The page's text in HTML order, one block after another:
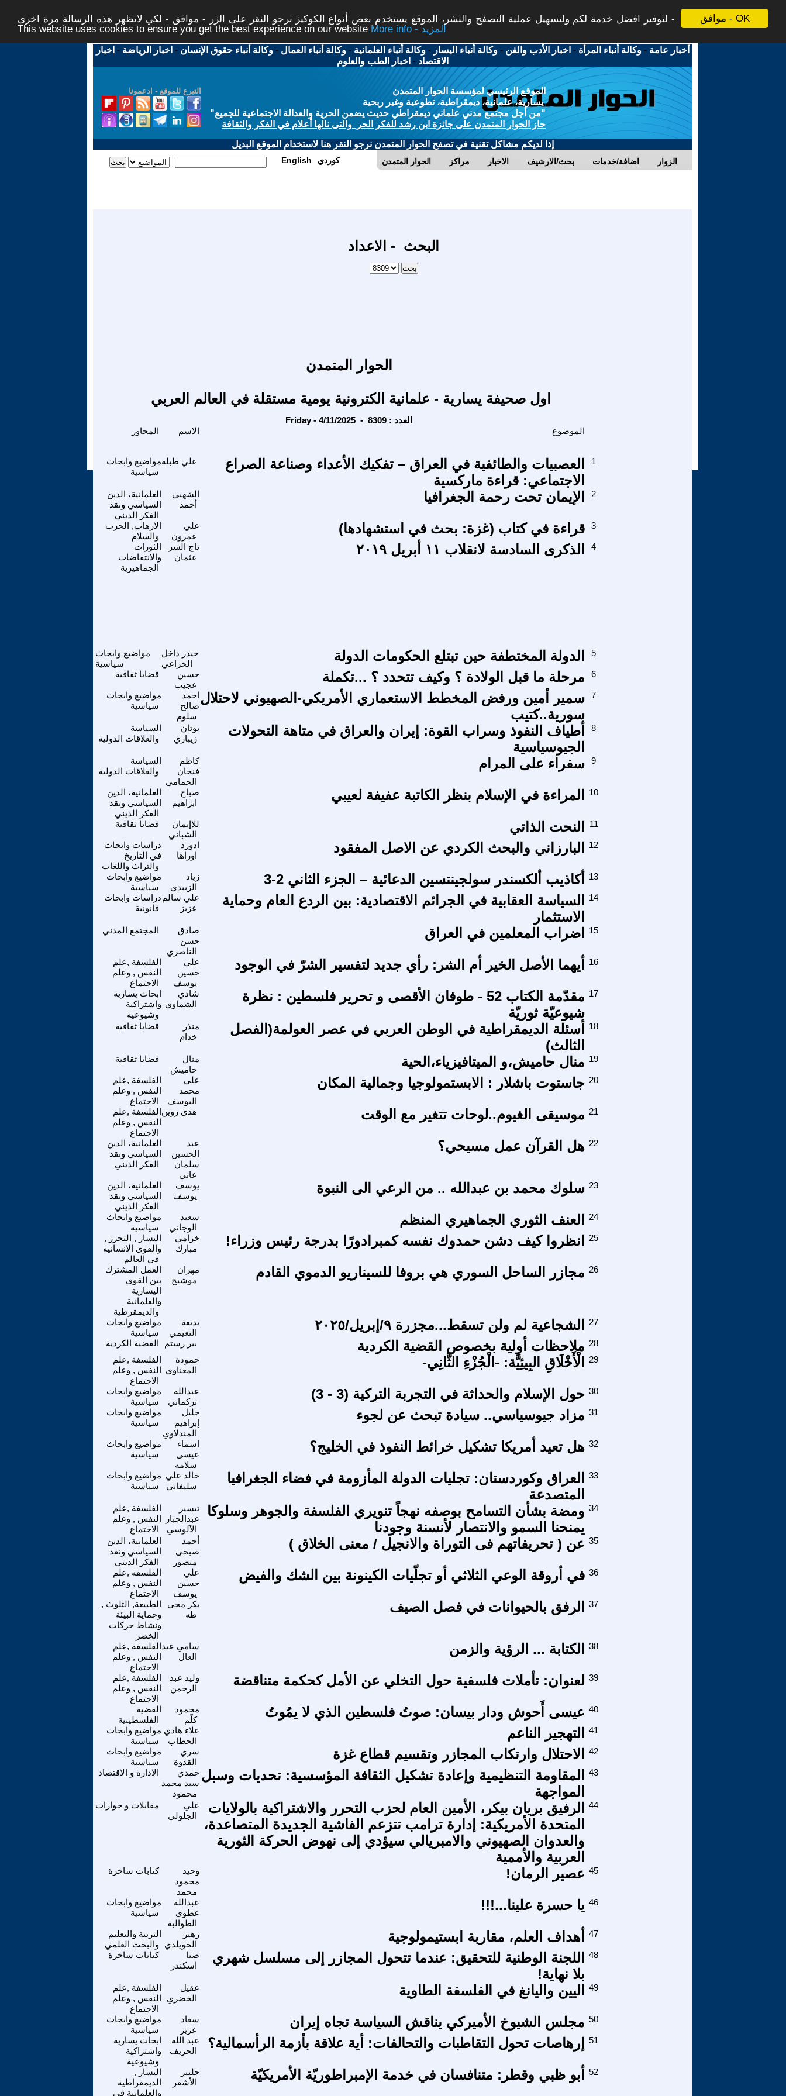
موافق - OK
لتوفير افضل خدمة لكم ولتسهيل عملية التصفح والنشر، الموقع يستخدم بعض أنواع الكوكيز نرجو النقر على الزر - موافق - لكي لاتظهر هذه الرسالة مرة اخرى -
This website uses cookies to ensure you get the best experience on our website
More info - المزيد
أخبار عامة -وكالة أنباء المرأة - اخبار الأدب والفن -وكالة أنباء اليسار -وكالة أنباء العلمانية -وكالة أنباء العمال -وكالة أنباء حقوق الإنسان - اخبار الرياضة - اخبار
الاقتصاد - اخبار الطب والعلوم
التبرع للموقع - ادعمونا
الموقع الرئيسي لمؤسسة الحوار المتمدن
يسارية، علمانية، ديمقراطية، تطوعية وغير ربحية
"من أجل مجتمع مدني علماني ديمقراطي حديث يضمن الحرية والعدالة الاجتماعية للجميع"
حاز الحوار المتمدن على جائزة ابن رشد للفكر الحر والتى نالها أعلام في الفكر والثقافة
إذا لديكم مشاكل تقنية في تصفح الحوار المتمدن نرجو النقر هنا لاستخدام الموقع البديل
الحوار المتمدن مراكز الاخبار بحث/الارشيف اضافة/خدمات الزوار English كوردي
البحث - الاعداد
الحوار المتمدن
اول صحيفة يسارية - علمانية الكترونية يومية مستقلة في العالم العربي
Friday - 4/11/2025 - العدد : 8309
الاسم الموضوع
مواضيع وابحاث
سياسية
علي طبله
العصبيات والطائفية في العراق – تفكيك الأعداء وصناعة الصراع
الاجتماعي: قراءة ماركسية
1
العلمانية، الدين
السياسي ونقد
الفكر الديني
الشهبي
أحمد
الإيمان تحت رحمة الجغرافيا 2
الارهاب, الحرب
والسلام
علي
عمرون
قراءة في كتاب (غزة: بحث في استشهادها) 3
الثورات
والانتفاضات
الجماهيرية
تاج السر
عثمان
الذكرى السادسة لانقلاب ١١ أبريل ٢٠١٩ 4
مواضيع وابحاث
سياسية
حيدر داخل
الخزاعي
الدولة المختطفة حين تبتلع الحكومات الدولة 5
قضايا ثقافية
حسين
عجيب
مرحلة ما قبل الولادة ؟ وكيف تتحدد ؟ ...تكملة 6
مواضيع وابحاث
سياسية
احمد
صالح
سلوم
سمير أمين ورفض المخطط الاستعماري الأمريكي-الصهيوني لاحتلال
سورية..كتيب
7
السياسة
والعلاقات الدولية
بوتان
زيباري
أطياف النفوذ وسراب القوة: إيران والعراق في متاهة التحولات
الجيوسياسية
8
السياسة
والعلاقات الدولية
كاظم
فنجان
الحمامي
سفراء على المرام 9
العلمانية، الدين
السياسي ونقد
الفكر الديني
صباح
ابراهيم
المراءة في الإسلام بنظر الكاتبة عفيفة لعيبي 10
قضايا ثقافية
للاإيمان
الشباني
النحت الذاتي 11
دراسات وابحاث
في التاريخ
والتراث واللغات
ادورد
اوراها
البارزاني والبحث الكردي عن الاصل المفقود 12
مواضيع وابحاث
سياسية
زياد
الزبيدي
أكاذيب ألكسندر سولجينتسين الدعائية – الجزء الثاني 2-3 13
دراسات وابحاث
قانونية
علي سالم
عزيز
السياسة العقابية في الجرائم الاقتصادية: بين الردع العام وحماية
الاستثمار
14
المجتمع المدني
صادق
حسن
الناصري
اضراب المعلمين في العراق 15
الفلسفة ,علم
النفس , وعلم
الاجتماع
علي
حسين
يوسف
أيهما الأصل الخير أم الشر: رأي جديد لتفسير الشرّ في الوجود 16
ابحاث يسارية
واشتراكية
وشيوعية
شادي
الشماوي
مقدّمة الكتاب 52 - طوفان الأقصى و تحرير فلسطين : نظرة
شيوعيّة ثوريّة
17
قضايا ثقافية
منذر
خدام
أسئلة الديمقراطية في الوطن العربي في عصر العولمة(الفصل
الثالث)
18
قضايا ثقافية
منال
حاميش
منال حاميش،و الميتافيزياء،الحية 19
الفلسفة ,علم
النفس , وعلم
الاجتماع
علي
محمد
اليوسف
جاستوت باشلار : الابستمولوجيا وجمالية المكان 20
الفلسفة ,علم
النفس , وعلم
الاجتماع
هدى زوين موسيقى الغيوم..لوحات تتغير مع الوقت 21
العلمانية، الدين
السياسي ونقد
الفكر الديني
عبد
الحسين
سلمان
عاتي
هل القرآن عمل مسيحي؟ 22
العلمانية، الدين
السياسي ونقد
الفكر الديني
يوسف
يوسف
سلوك محمد بن عبدالله .. من الرعي الى النبوة 23
مواضيع وابحاث
سياسية
سعيد
الوجاني
العنف الثوري الجماهيري المنظم 24
اليسار , التحرر ,
والقوى الانسانية
في العالم
خزامي
مبارك
انظروا كيف دشن حمدوك نفسه كمبرادورًا بدرجة رئيس وزراء! 25
العمل المشترك
بين القوى
اليسارية
والعلمانية
والديمقرطية
مهران
موشيخ
مجازر الساحل السوري هي بروفا للسيناريو الدموي القادم 26
مواضيع وابحاث
سياسية
بديعة
النعيمي
الشجاعية لم ولن تسقط...مجزرة ٩/إبريل/٢٠٢٥ 27
القضية الكردية بير رستم ملاحظات أولية بخصوص القضية الكردية 28
الفلسفة ,علم
النفس , وعلم
الاجتماع
حمودة
المعناوي
الْأَخْلَاقِ البِيئِيَّة: -الْجُزْءِ الثَّانِي- 29
مواضيع وابحاث
سياسية
عبدالله
تركماني
حول الإسلام والحداثة في التجربة التركية (3 - 3) 30
مواضيع وابحاث
سياسية
جليل
إبراهيم
المندلاوي
مزاد جيوسياسي.. سيادة تبحث عن لجوء 31
مواضيع وابحاث
سياسية
اسماء
عيسى
سلامه
هل تعيد أمريكا تشكيل خرائط النفوذ في الخليج؟ 32
مواضيع وابحاث
سياسية
خالد علي
سليفاني
العراق وكوردستان: تجليات الدولة المأزومة في فضاء الجغرافيا
المتصدعة
33
الفلسفة ,علم
النفس , وعلم
الاجتماع
تيسير
عبدالجبار
الآلوسي
ومضة بشأن التسامح بوصفه نهجاً تنويري الفلسفة والجوهر وسلوكا
يمنحنا السمو والانتصار لأنسنة وجودنا
34
العلمانية، الدين
السياسي ونقد
الفكر الديني
أحمد
صبحى
منصور
عن ( تحريفاتهم فى التوراة والانجيل / معنى الخلاق ) 35
الفلسفة ,علم
النفس , وعلم
الاجتماع
علي
حسين
يوسف
في أروقة الوعي الثلاثي أو تجلّيات الكينونة بين الشك والفيض 36
الطبيعة, التلوث ,
وحماية البيئة
ونشاط حركات
الخضر
بكر محي
طه
الرفق بالحيوانات في فصل الصيف 37
الفلسفة ,علم
النفس , وعلم
الاجتماع
سامي عبد
العال
الكتابة ... الرؤية والزمن 38
الفلسفة ,علم
النفس , وعلم
الاجتماع
وليد عبد
الرحمن
لعنوان: تأملات فلسفية حول التخلي عن الأمل كحكمة متناقضة 39
القضية
الفلسطينية
محمود
كلّم
عيسى أَحوش ودار بيسان: صوتُ فلسطين الذي لا يمُوتُ 40
مواضيع وابحاث
سياسية
علاء هادي
الحطاب
التهجير الناعم 41
مواضيع وابحاث
سياسية
سري
القدوة
الاحتلال وارتكاب المجازر وتقسيم قطاع غزة 42
الادارة و الاقتصاد
حمدي
سيد محمد
محمود
المقاومة التنظيمية وإعادة تشكيل الثقافة المؤسسية: تحديات وسبل
المواجهة
43
مقابلات و حوارات
علي
الجلولي
الرفيق بريان بيكر، الأمين العام لحزب التحرر والاشتراكية بالولايات
المتحدة الأمريكية: إدارة ترامب تتزعم الفاشية الجديدة المتصاعدة،
والعدوان الصهيوني والامبريالي سيؤدي إلى نهوض الحركة الثورية
العربية والأممية
44
كتابات ساخرة
وحيد
محمود
محمد
عصير الرمان! 45
مواضيع وابحاث
سياسية
عبدالله
عطوي
الطوالبة
يا حسرة علينا...!!! 46
التربية والتعليم
والبحث العلمي
زهير
الخويلدي
أهداف العلم، مقاربة ابستيمولوجية 47
كتابات ساخرة
ضيا
اسكندر
اللجنة الوطنية للتحقيق: عندما تتحول المجازر إلى مسلسل شهري
بلا نهاية!
48
الفلسفة ,علم
النفس , وعلم
الاجتماع
عقيل
الخضري
اليين واليانغ في الفلسفة الطاوية 49
مواضيع وابحاث
سياسية
سعاد
عزيز
مجلس الشيوخ الأميركي يناقش السياسة تجاه إيران 50
ابحاث يسارية
واشتراكية
وشيوعية
عبد الله
الحريف
إرهاصات تحول التقاطبات والتحالفات: أية علاقة بأزمة الرأسمالية؟ 51
اليسار ,
الديمقراطية
والعلمانية في
جلبير
الأشقر
أبو ظبي وقطر: متنافسان في خدمة الإمبراطوريّة الأمريكيّة 52